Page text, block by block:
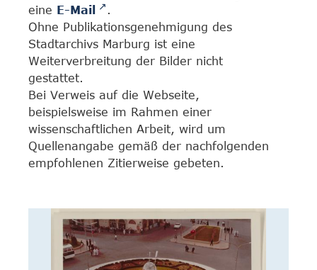
eine E-Mail
.
Ohne Publikationsgenehmigung des
Stadtarchivs Marburg ist eine
Weiterverbreitung der Bilder nicht
gestattet.
Bei Verweis auf die Webseite,
beispielsweise im Rahmen einer
wissenschaftlichen Arbeit, wird um
Quellenangabe gemäß der nachfolgenden
empfohlenen Zitierweise gebeten.